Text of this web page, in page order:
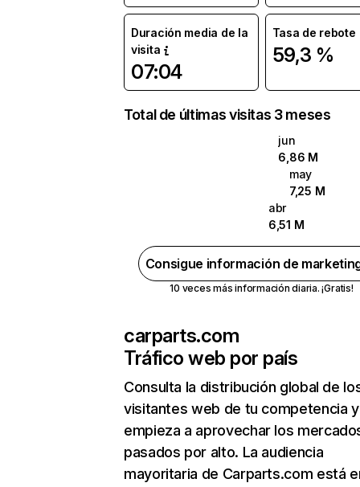
Duración media de la
visita
07:04
Tasa de rebote
59,3 %
Total de últimas visitas 3 meses
jun
6,86 M
may
7,25 M
abr
6,51 M
Consigue información de
10 veces más información diaria. ¡Gratis!
carparts.com
Tráfico web por país
Consulta la distribución global de
visitantes web de tu competencia y
empieza a aprovechar los
pasados por alto. La audiencia
mayoritaria de Carparts.com está